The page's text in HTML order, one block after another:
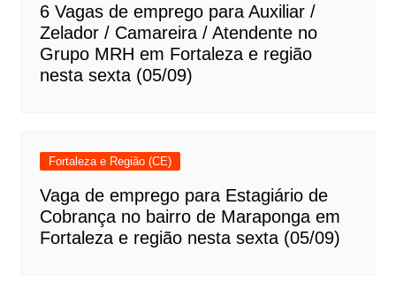
6 Vagas de emprego para Auxiliar /
Zelador / Camareira / Atendente no
Grupo MRH em Fortaleza e região
nesta sexta (05/09)
Fortaleza e Região (CE)
Vaga de emprego para Estagiário de
Cobrança no bairro de Maraponga em
Fortaleza e região nesta sexta (05/09)